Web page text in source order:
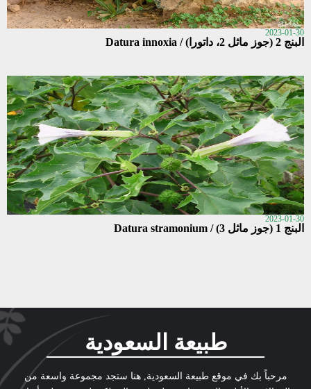
2023-01-30
البنج 2 (جوز ماثل 2، داتورا) / Datura innoxia
2023-01-30
البنج 1 (جوز ماثل 3) / Datura stramonium
طبيعة السعودية
مرحباً بك في موقع طبيعة السعودية, هنا ستجد مجموعة واسعة من